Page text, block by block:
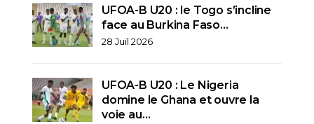
UFOA-B U20 : le Togo s’incline
face au Burkina Faso…
28 Juil 2026
UFOA-B U20 : Le Nigeria
domine le Ghana et ouvre la
voie au…